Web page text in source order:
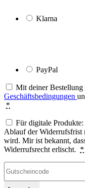
Klarna
PayPal
Mit deiner Bestellung
Geschäftsbedingungen
*
Für digitale
Ablauf der Widerrufsfrist
wird. Mir ist bekannt,
Widerrufsrecht erlischt. *